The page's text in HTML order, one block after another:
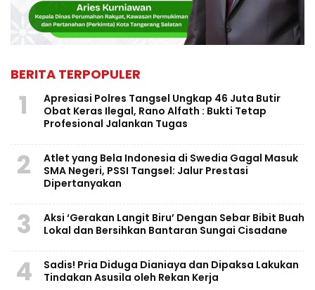
BERITA TERPOPULER
1
Apresiasi Polres Tangsel Ungkap 46 Juta Butir
Obat Keras Ilegal, Rano Alfath : Bukti Tetap
Profesional Jalankan Tugas
2
Atlet yang Bela Indonesia di Swedia Gagal Masuk
SMA Negeri, PSSI Tangsel: Jalur Prestasi
Dipertanyakan
3
Aksi ‘Gerakan Langit Biru’ Dengan Sebar Bibit Buah
Lokal dan Bersihkan Bantaran Sungai Cisadane
4
Sadis! Pria Diduga Dianiaya dan Dipaksa Lakukan
Tindakan Asusila oleh Rekan Kerja